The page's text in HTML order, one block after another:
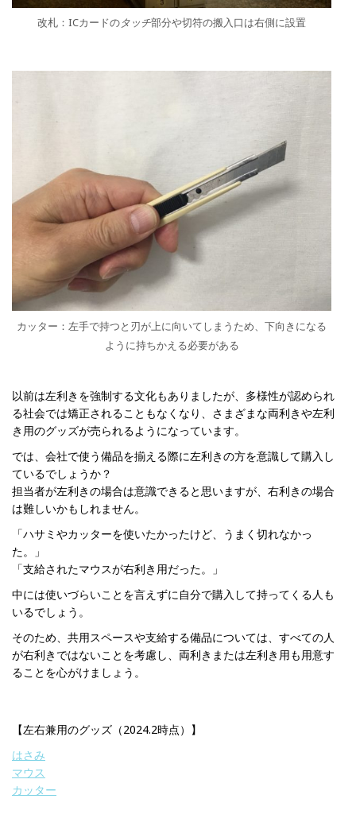
改札：ICカードのタッチ部分や切符の搬入口は右側に設置
カッター：左手で持つと刃が上に向いてしまうため、下向きになる
ように持ちかえる必要がある
以前は左利きを強制する文化もありましたが、多様性が認められ
る社会では矯正されることもなくなり、さまざまな両利きや左利
き用のグッズが売られるようになっています。
では、会社で使う備品を揃える際に左利きの方を意識して購入し
ているでしょうか？
担当者が左利きの場合は意識できると思いますが、右利きの場合
は難しいかもしれません。
「ハサミやカッターを使いたかったけど、うまく切れなかっ
た。」
「支給されたマウスが右利き用だった。」
中には使いづらいことを言えずに自分で購入して持ってくる人も
いるでしょう。
そのため、共用スペースや支給する備品については、すべての人
が右利きではないことを考慮し、両利きまたは左利き用も用意す
ることを心がけましょう。
【左右兼用のグッズ（2024.2時点）】
はさみ
マウス
カッター